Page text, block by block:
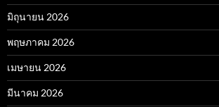
มิถุนายน 2026
พฤษภาคม 2026
เมษายน 2026
มีนาคม 2026